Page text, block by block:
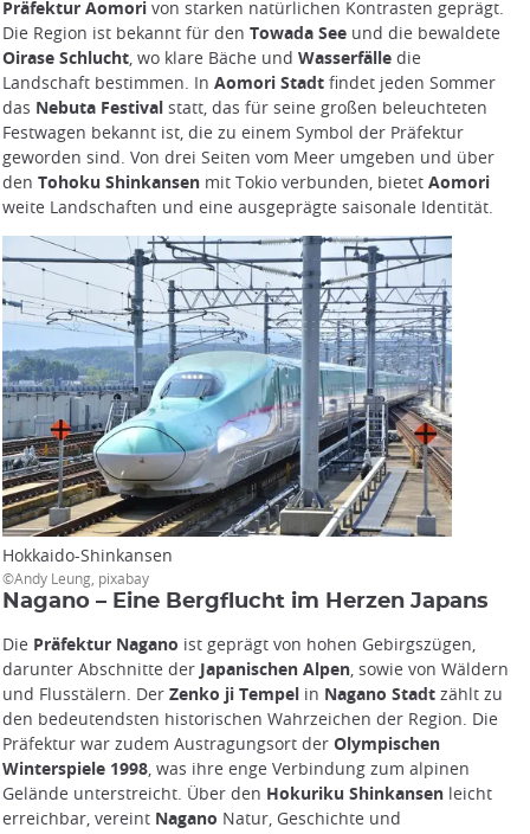
Präfektur Aomori von starken natürlichen Kontrasten geprägt.
Die Region ist bekannt für den Towada See und die bewaldete
Oirase Schlucht , wo klare Bäche und Wasserfälle die
Landschaft bestimmen. In Aomori Stadt findet jeden Sommer
das Nebuta Festival statt, das für seine großen beleuchteten
Festwagen bekannt ist, die zu einem Symbol der Präfektur
geworden sind. Von drei Seiten vom Meer umgeben und über
den Tohoku Shinkansen mit Tokio verbunden, bietet Aomori
weite Landschaften und eine ausgeprägte saisonale Identität.
Hokkaido-Shinkansen
©Andy Leung, pixabay
Nagano – Eine Bergflucht im Herzen Japans
Die Präfektur Nagano ist geprägt von hohen Gebirgszügen,
darunter Abschnitte der Japanischen Alpen , sowie von Wäldern
und Flusstälern. Der Zenko ji Tempel in Nagano Stadt zählt zu
den bedeutendsten historischen Wahrzeichen der Region. Die
Präfektur war zudem Austragungsort der Olympischen
Winterspiele 1998 , was ihre enge Verbindung zum alpinen
Gelände unterstreicht. Über den Hokuriku Shinkansen leicht
erreichbar, vereint Nagano Natur, Geschichte und